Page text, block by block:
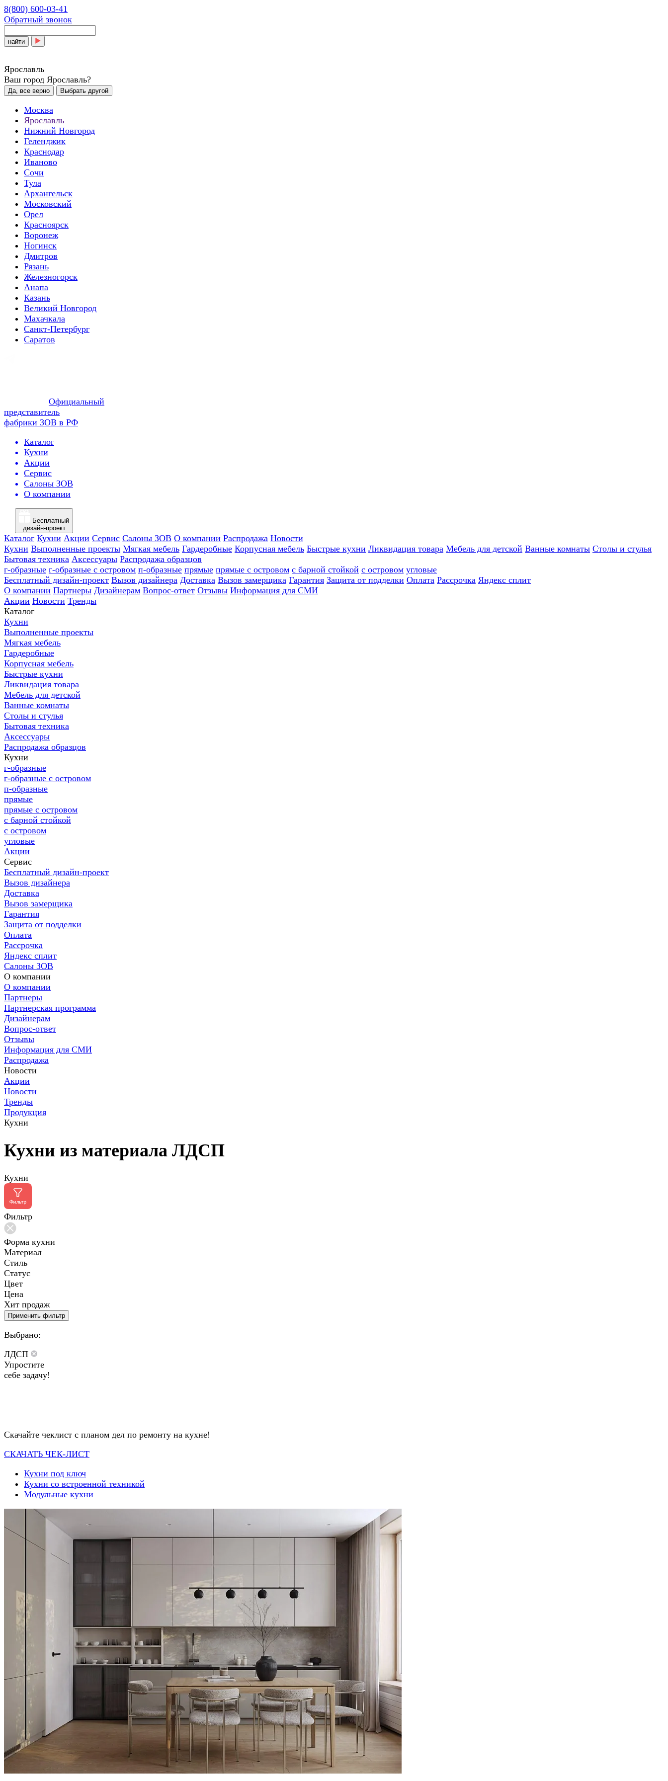
8(800) 600-03-41
Обратный звонок
найти
Ярославль
Ваш город Ярославль?
Да, все верно Выбрать другой
Москва
Ярославль
Нижний Новгород
Геленджик
Краснодар
Иваново
Сочи
Тула
Архангельск
Московский
Орел
Красноярск
Воронеж
Ногинск
Дмитров
Рязань
Железногорск
Анапа
Казань
Великий Новгород
Махачкала
Санкт-Петербург
Саратов
Официальный
представитель
фабрики ЗОВ в РФ
Каталог
Кухни
Акции
Сервис
Салоны ЗОВ
О компании
Бесплатный
дизайн-проект
Каталог Кухни Акции Сервис Салоны ЗОВ О компании Распродажа Новости
Кухни Выполненные проекты Мягкая мебель Гардеробные Корпусная мебель Быстрые кухни Ликвидация товара Мебель для детской Ванные комнаты Столы и стулья
Бытовая техника Аксессуары Распродажа образцов
г-образные г-образные с островом п-образные прямые прямые с островом с барной стойкой с островом угловые
Бесплатный дизайн-проект Вызов дизайнера Доставка Вызов замерщика Гарантия Защита от подделки Оплата Рассрочка Яндекс сплит
О компании Партнеры Дизайнерам Вопрос-ответ Отзывы Информация для СМИ
Акции Новости Тренды
Каталог
Кухни
Выполненные проекты
Мягкая мебель
Гардеробные
Корпусная мебель
Быстрые кухни
Ликвидация товара
Мебель для детской
Ванные комнаты
Столы и стулья
Бытовая техника
Аксессуары
Распродажа образцов
Кухни
г-образные
г-образные с островом
п-образные
прямые
прямые с островом
с барной стойкой
с островом
угловые
Акции
Сервис
Бесплатный дизайн-проект
Вызов дизайнера
Доставка
Вызов замерщика
Гарантия
Защита от подделки
Оплата
Рассрочка
Яндекс сплит
Салоны ЗОВ
О компании
О компании
Партнеры
Партнерская программа
Дизайнерам
Вопрос-ответ
Отзывы
Информация для СМИ
Распродажа
Новости
Акции
Новости
Тренды
Продукция
Кухни
Кухни из материала ЛДСП
Кухни
Фильтр
Форма кухни
Материал
Стиль
Статус
Цвет
Цена
Хит продаж
Применить фильтр
Выбрано:
ЛДСП
Упростите
себе задачу!
Скачайте чеклист с планом дел по ремонту на кухне!
СКАЧАТЬ ЧЕК-ЛИСТ
Кухни под ключ
Кухни со встроенной техникой
Модульные кухни